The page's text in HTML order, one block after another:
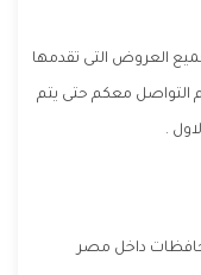
العروض التى تقدمها
التواصل معكم حتى يتم
.
داخل مصر